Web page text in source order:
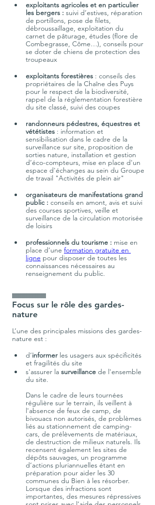
exploitants agricoles et en particulier
les bergers : suivi d’estives, réparation
de portillons, pose de filets,
débroussaillage, exploitation du
carnet de pâturage, études (flore de
Combegrasse, Côme…), conseils pour
se doter de chiens de protection des
exploitants forestières : conseils des
propriétaires de la Chaîne des Puys
pour le respect de la biodiversité,
rappel de la réglementation forestière
randonneurs pédestres, équestres et
vététistes : information et
sensibilisation dans le cadre de la
surveillance sur site, proposition de
sorties nature, installation et gestion
d’éco-compteurs, mise en place d'un
espace d'échanges au sein du Groupe
organisateurs de manifestations grand
public : conseils en amont, avis et suivi
des courses sportives, veille et
surveillance de la circulation motorisée
professionnels du tourisme : mise en
place d’une formation gratuite en
ligne pour disposer de toutes les
connaissances nécessaires au
renseignement du public.
IIIIIIIIIIIIIIIIIIIIIIIIIIIIIIIIIII
Focus sur le rôle des gardes-
nature
L’une des principales missions des gardes-
d’informer les usagers aux spécificités
et fragilités du site
s'assurer la surveillance de l'ensemble
du site.
Dans le cadre de leurs tournées
régulière sur le terrain, ils veillent à
l'absence de feux de camp, de
bivouacs non autorisés, de problèmes
liés au stationnement de camping-
cars, de prélèvements de matériaux,
de destruction de milieux naturels. Ils
recensent également les sites de
dépôts sauvages, un programme
d’actions pluriannuelles étant en
préparation pour aider les 30
communes du Bien à les résorber.
Lorsque des infractions sont
importantes, des mesures répressives